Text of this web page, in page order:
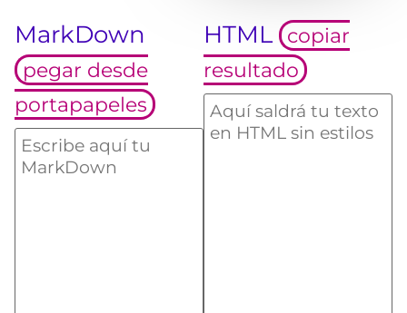
MarkDown
pegar desde
portapapeles
HTML
copiar
resultado